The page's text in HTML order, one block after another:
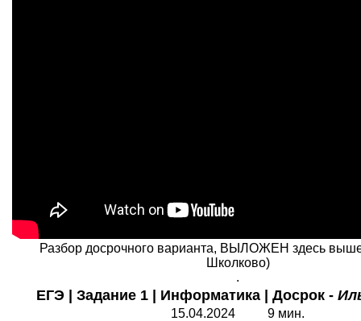
Разбор досрочного варианта, ВЫЛОЖЕН здесь
Школково)
.
ЕГЭ | Задание 1 | Информатика | Досрок -
15.04.2024 9 мин.